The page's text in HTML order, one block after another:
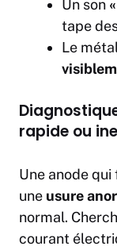
Un son
tape
Le
rapide ou
Une anode
une usure
normal.
courant